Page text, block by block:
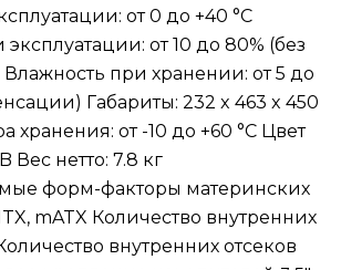
от 0 до +40 °C
от 10 до 80% (без
при хранении: от 5 до
Габариты: 232 x 463 x 450
хранения: от -10 до +60 °C Цвет
Вес нетто: 7.8 кг
форм-факторы материнских
mATX Количество внутренних
внутренних отсеков